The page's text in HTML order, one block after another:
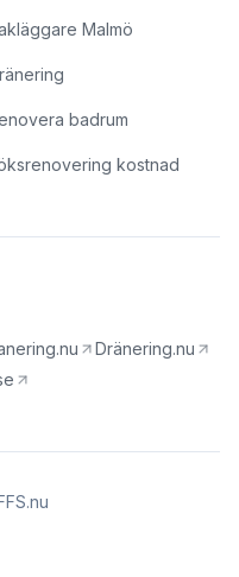
Malmö
badrum
kostnad
Dränering.nu